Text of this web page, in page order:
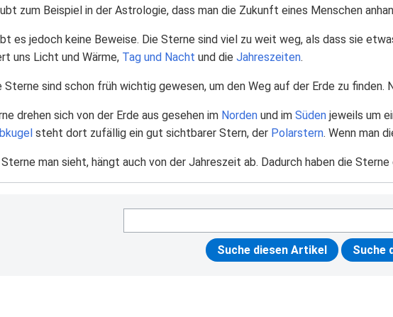
zum Beispiel in der Astrologie, dass man die Zukunft eines Menschen
es jedoch keine Beweise. Die Sterne sind viel zu weit weg, als dass sie
uns Licht und Wärme, Tag und Nacht und die Jahreszeiten.
Sterne sind schon früh wichtig gewesen, um den Weg auf der Erde zu
drehen sich von der Erde aus gesehen im Norden und im Süden jeweils um
steht dort zufällig ein gut sichtbarer Stern, der Polarstern. Wenn man
man sieht, hängt auch von der Jahreszeit ab. Dadurch haben die